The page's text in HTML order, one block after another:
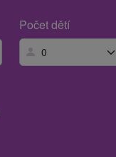
Počet dětí